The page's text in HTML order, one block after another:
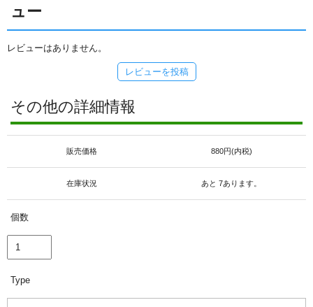
ュー
レビューはありません。
レビューを投稿
その他の詳細情報
販売価格 880円(内税)
在庫状況 あと 7あります。
個数
Type